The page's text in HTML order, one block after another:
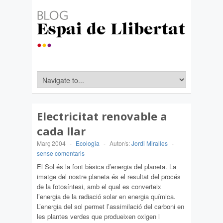
Electricitat renovable a
cada llar
Març 2004 - Ecologia - Autor/s:Jordi Miralles -
sense comentaris
El Sol és la font bàsica d’energia del planeta. La
imatge del nostre planeta és el resultat del procés
de la fotosíntesi, amb el qual es converteix
l’energia de la radiació solar en energia química.
L’energia del sol permet l’assimilació del carboni en
les plantes verdes que produeixen oxigen i